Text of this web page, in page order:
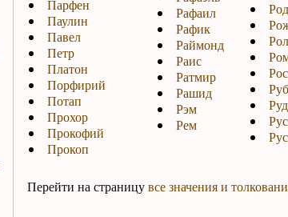
Парфен
Паулин
Павел
Петр
Платон
Порфирий
Потап
Прохор
Прокофий
Прокоп
Рафаил
Рафик
Раймонд
Раис
Ратмир
Рашид
Рэм
Рем
Перейти на страницувсе значения и